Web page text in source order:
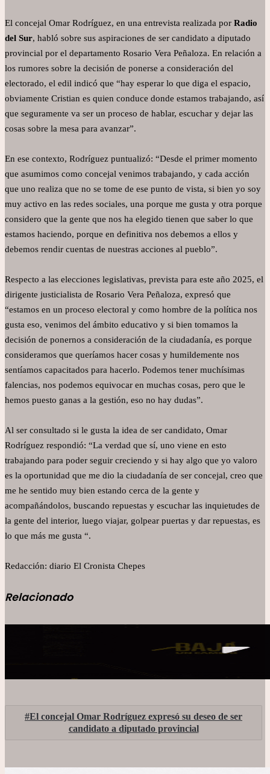
El concejal Omar Rodríguez, en una entrevista realizada por Radio
del Sur, habló sobre sus aspiraciones de ser candidato a diputado
provincial por el departamento Rosario Vera Peñaloza. En relación a
los rumores sobre la decisión de ponerse a consideración del
electorado, el edil indicó que “hay esperar lo que diga el espacio,
obviamente Cristian es quien conduce donde estamos trabajando, así
que seguramente va ser un proceso de hablar, escuchar y dejar las
cosas sobre la mesa para avanzar”.
En ese contexto, Rodríguez puntualizó: “Desde el primer momento
que asumimos como concejal venimos trabajando, y cada acción
que uno realiza que no se tome de ese punto de vista, si bien yo soy
muy activo en las redes sociales, una porque me gusta y otra porque
considero que la gente que nos ha elegido tienen que saber lo que
estamos haciendo, porque en definitiva nos debemos a ellos y
debemos rendir cuentas de nuestras acciones al pueblo”.
Respecto a las elecciones legislativas, prevista para este año 2025, el
dirigente justicialista de Rosario Vera Peñaloza, expresó que
“estamos en un proceso electoral y como hombre de la política nos
gusta eso, venimos del ámbito educativo y si bien tomamos la
decisión de ponernos a consideración de la ciudadanía, es porque
consideramos que queríamos hacer cosas y humildemente nos
sentíamos capacitados para hacerlo. Podemos tener muchísimas
falencias, nos podemos equivocar en muchas cosas, pero que le
hemos puesto ganas a la gestión, eso no hay dudas”.
Al ser consultado si le gusta la idea de ser candidato, Omar
Rodríguez respondió: “La verdad que sí, uno viene en esto
trabajando para poder seguir creciendo y si hay algo que yo valoro
es la oportunidad que me dio la ciudadanía de ser concejal, creo que
me he sentido muy bien estando cerca de la gente y
acompañándolos, buscando repuestas y escuchar las inquietudes de
la gente del interior, luego viajar, golpear puertas y dar repuestas, es
lo que más me gusta “.
Redacción: diario El Cronista Chepes
Relacionado
El concejal Omar Rodríguez expresó su deseo de ser
candidato a diputado provincial